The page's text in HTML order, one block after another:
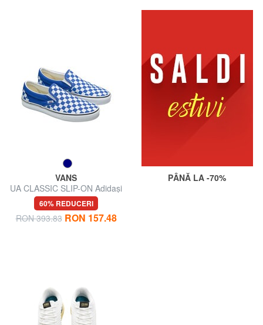
VANS
UA CLASSIC SLIP-ON Adidași
din pânză
60% REDUCERI
RON 393.83 RON 157.48
PÂNĂ LA -70%